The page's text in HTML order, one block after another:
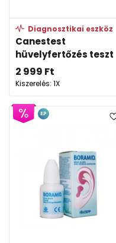
Diagnosztikai eszköz
Canestest
hüvelyfertőzés teszt
2 999 Ft
Kiszerelés: 1X
EP